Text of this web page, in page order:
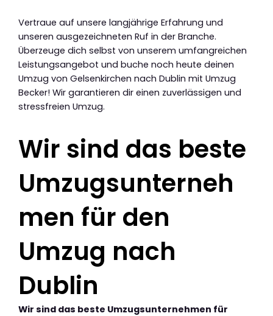
Vertraue auf unsere langjährige Erfahrung und
unseren ausgezeichneten Ruf in der Branche.
Überzeuge dich selbst von unserem umfangreichen
Leistungsangebot und buche noch heute deinen
Umzug von Gelsenkirchen nach Dublin mit Umzug
Becker! Wir garantieren dir einen zuverlässigen und
stressfreien Umzug.
Wir sind das beste
Umzugsunterneh
men für den
Umzug nach
Dublin
Wir sind das beste Umzugsunternehmen für